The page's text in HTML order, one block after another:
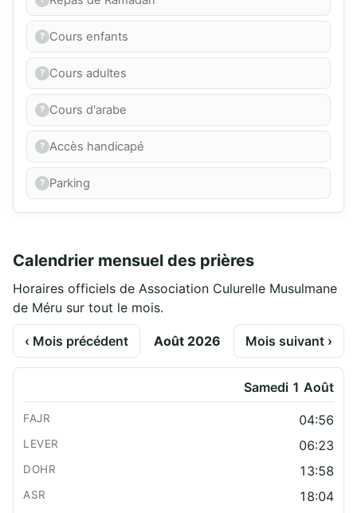
Cours enfants
Cours adultes
Cours d'arabe
Accès handicapé
Parking
Calendrier mensuel des prières
Horaires officiels de Association Culurelle Musulmane
de Méru sur tout le mois.
‹ Mois précédent Août 2026 Mois suivant ›
Samedi 1 Août
04:56
06:23
13:58
18:04